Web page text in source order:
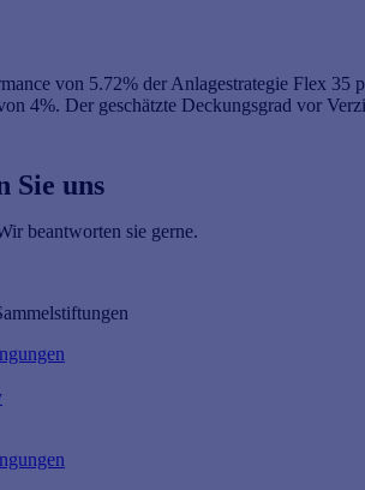
von 5.72% der Anlagestrategie Flex
4%. Der geschätzte Deckungsgrad vor
Sie uns
beantworten sie gerne.